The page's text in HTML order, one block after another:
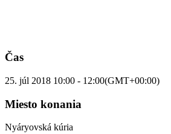
Čas
25. júl 2018 10:00 - 12:00(GMT+00:00)
Miesto konania
Nyáryovská kúria